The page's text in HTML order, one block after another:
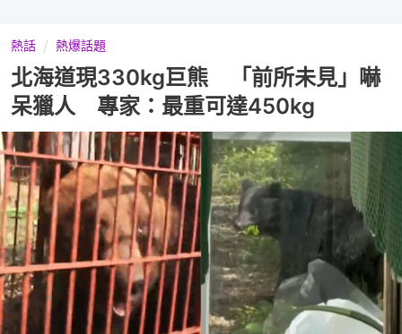
熱話 熱爆話題
北海道現330kg巨熊 「前所未見」嚇
呆獵人 專家：最重可達450kg